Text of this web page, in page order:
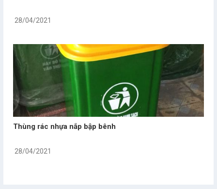
28/04/2021
Thùng rác nhựa nắp bập bênh
28/04/2021